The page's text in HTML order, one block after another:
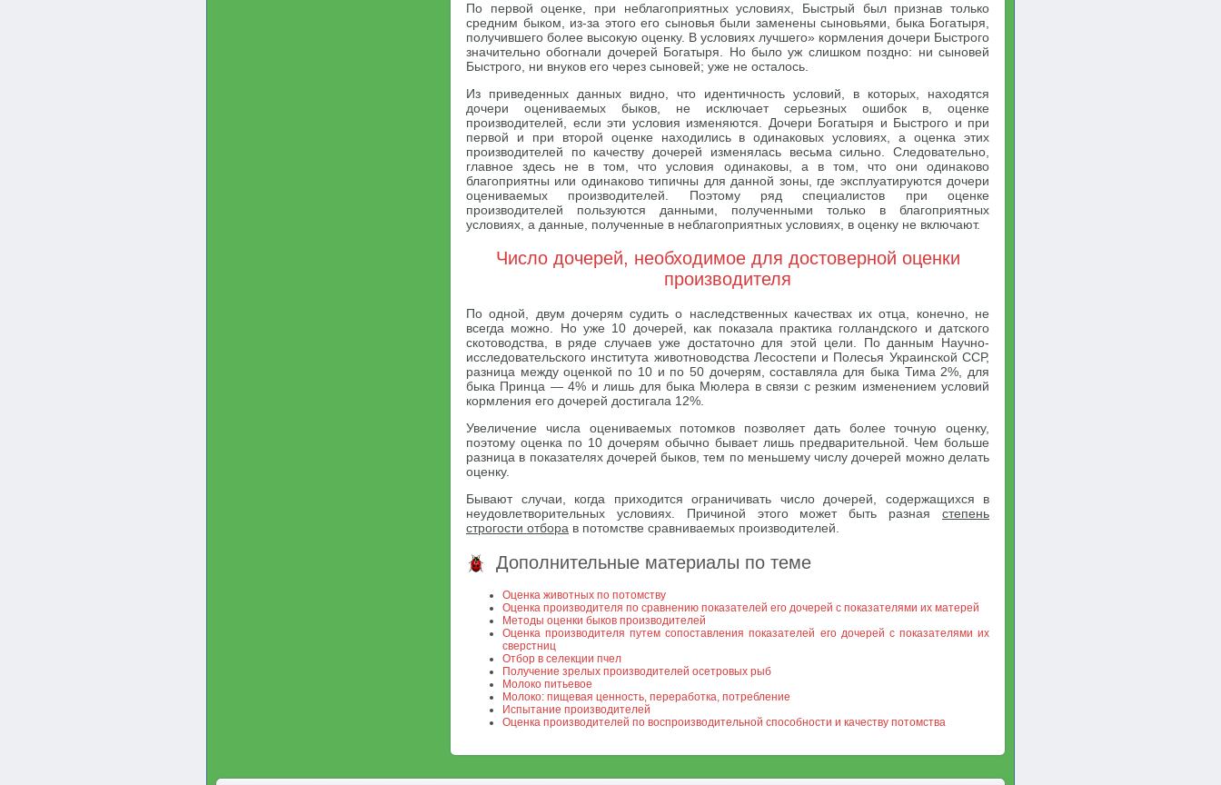
По первой оценке, при неблагоприятных условиях, Быстрый был признав только
средним быком, из-за этого его сыновья были заменены сыновьями, быка Богатыря,
получившего более высокую оценку. В условиях лучшего» кормления дочери Быстрого
значительно обогнали дочерей Богатыря. Но было уж слишком поздно: ни сыновей
Быстрого, ни внуков его через сыновей; уже не осталось.
Из приведенных данных видно, что идентичность условий, в которых, находятся
дочери оцениваемых быков, не исключает серьезных ошибок в, оценке
производителей, если эти условия изменяются. Дочери Богатыря и Быстрого и при
первой и при второй оценке находились в одинаковых условиях, а оценка этих
производителей по качеству дочерей изменялась весьма сильно. Следовательно,
главное здесь не в том, что условия одинаковы, а в том, что они одинаково
благоприятны или одинаково типичны для данной зоны, где эксплуатируются дочери
оцениваемых производителей. Поэтому ряд специалистов при оценке
производителей пользуются данными, полученными только в благоприятных
условиях, а данные, полученные в неблагоприятных условиях, в оценку не включают.
Число дочерей, необходимое для достоверной оценки
производителя
По одной, двум дочерям судить о наследственных качествах их отца, конечно, не
всегда можно. Но уже 10 дочерей, как показала практика голландского и датского
скотоводства, в ряде случаев уже достаточно для этой цели. По данным Научно-
исследовательского института животноводства Лесостепи и Полесья Украинской ССР,
разница между оценкой по 10 и по 50 дочерям, составляла для быка Тима 2%, для
быка Принца — 4% и лишь для быка Мюлера в связи с резким изменением условий
кормления его дочерей достигала 12%.
Увеличение числа оцениваемых потомков позволяет дать более точную оценку,
поэтому оценка по 10 дочерям обычно бывает лишь предварительной. Чем больше
разница в показателях дочерей быков, тем по меньшему числу дочерей можно делать
оценку.
Бывают случаи, когда приходится ограничивать число дочерей, содержащихся в
неудовлетворительных условиях. Причиной этого может быть разная степень
строгости отбора в потомстве сравниваемых производителей.
Дополнительные материалы по теме
Оценка животных по потомству
Оценка производителя по сравнению показателей его дочерей с показателями их матерей
Методы оценки быков производителей
Оценка производителя путем сопоставления показателей его дочерей с показателями их
сверстниц
Отбор в селекции пчел
Получение зрелых производителей осетровых рыб
Молоко питьевое
Молоко: пищевая ценность, переработка, потребление
Испытание производителей
Оценка производителей по воспроизводительной способности и качеству потомства